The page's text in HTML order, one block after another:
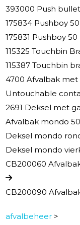
393000 Push
175834 Pushboy
175831 Pushboy
115325 Touchbin
115387 Touchbin
4700 Afvalbak
Untouchable
2691 Deksel met
Afvalbak mondo
Deksel mondo
Deksel mondo
CB200060
CB200090
afvalbeheer >